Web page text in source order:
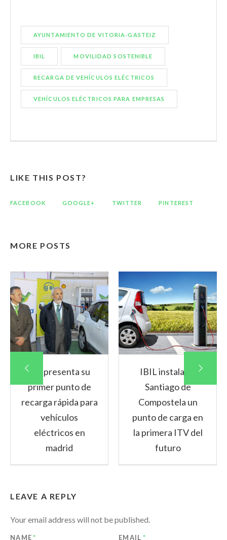
AYUNTAMIENTO DE VITORIA-GASTEIZ
IBIL MOVILIDAD SOSTENIBLE
RECARGA DE VEHÍCULOS ELÉCTRICOS
VEHÍCULOS ELÉCTRICOS PARA EMPRESAS
LIKE THIS POST?
FACEBOOK GOOGLE+ TWITTER PINTEREST
MORE POSTS
Gic presenta su
primer punto de
recarga rápida para
vehículos
eléctricos en
madrid
IBIL instala en
Santiago de
Compostela un
punto de carga en
la primera ITV del
futuro
LEAVE A REPLY
Your email address will not be published.
NAME * EMAIL *